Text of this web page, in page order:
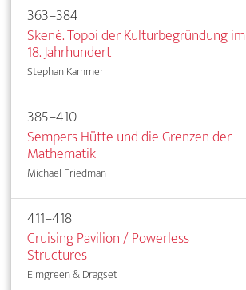
363–384
Skené. Topoi der Kulturbegründung im
18. Jahrhundert
Stephan Kammer
385–410
Sempers Hütte und die Grenzen der
Mathematik
Michael Friedman
411–418
Cruising Pavilion / Powerless
Structures
Elmgreen & Dragset